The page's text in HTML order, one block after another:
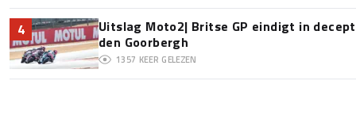
4
Uitslag Moto2| Britse GP eindigt in
den Goorbergh
1357 KEER GELEZEN